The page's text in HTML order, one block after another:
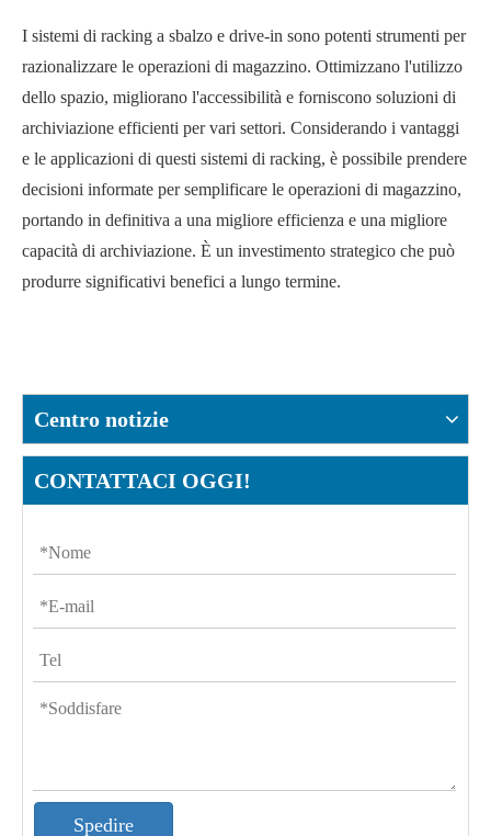
I sistemi di racking a sbalzo e drive-in sono potenti strumenti per
razionalizzare le operazioni di magazzino. Ottimizzano l'utilizzo
dello spazio, migliorano l'accessibilità e forniscono soluzioni di
archiviazione efficienti per vari settori. Considerando i vantaggi
e le applicazioni di questi sistemi di racking, è possibile prendere
decisioni informate per semplificare le operazioni di magazzino,
portando in definitiva a una migliore efficienza e una migliore
capacità di archiviazione. È un investimento strategico che può
produrre significativi benefici a lungo termine.
Centro notizie
CONTATTACI OGGI!
Spedire